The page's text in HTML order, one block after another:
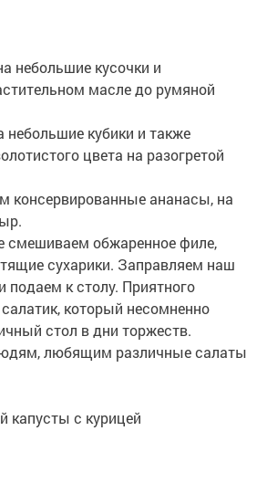
небольшие кусочки и
масле до румяной
небольшие кубики и также
цвета на разогретой
консервированные ананасы, на
смешиваем обжаренное филе,
сухарики. Заправляем наш
подаем к столу. Приятного
который несомненно
стол в дни торжеств.
любящим различные салаты
капусты с курицей